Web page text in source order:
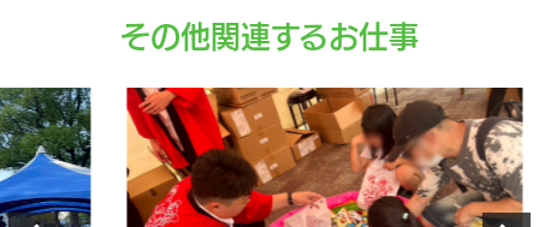
その他関連するお仕事